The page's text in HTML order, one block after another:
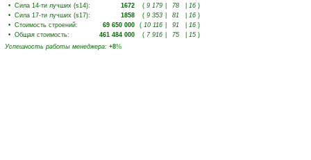
• Сила 14-ти лучших (s14): 1672 ( 9 179 78 16 )
• Сила 17-ти лучших (s17): 1858 ( 9 353 81 16 )
• Стоимость строений: 69 650 000 ( 10 116 91 16 )
• Общая стоимость: 461 484 000 ( 7 916 75 15 )
Успешность работы менеджера: +8%